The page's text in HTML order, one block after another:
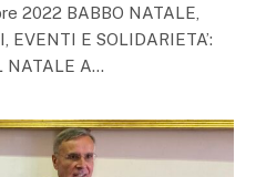
2022 BABBO NATALE,
EVENTI E SOLIDARIETA’:
NATALE A…